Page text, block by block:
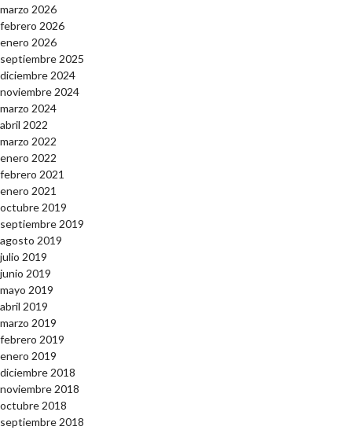
marzo 2026
febrero 2026
enero 2026
septiembre 2025
diciembre 2024
noviembre 2024
marzo 2024
abril 2022
marzo 2022
enero 2022
febrero 2021
enero 2021
octubre 2019
septiembre 2019
agosto 2019
julio 2019
junio 2019
mayo 2019
abril 2019
marzo 2019
febrero 2019
enero 2019
diciembre 2018
noviembre 2018
octubre 2018
septiembre 2018